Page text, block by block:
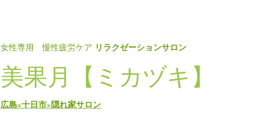
女性専用 慢性疲労ケア リラクゼーションサロン
広島×十日市×隠れ家サロン
美果月【ミカヅキ】